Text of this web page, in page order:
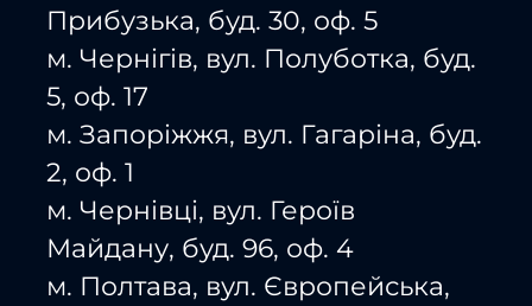
Прибузька, буд. 30, оф. 5
м. Чернігів, вул. Полуботка, буд.
5, оф. 17
м. Запоріжжя, вул. Гагаріна, буд.
2, оф. 1
м. Чернівці, вул. Героїв
Майдану, буд. 96, оф. 4
м. Полтава, вул. Європейська,